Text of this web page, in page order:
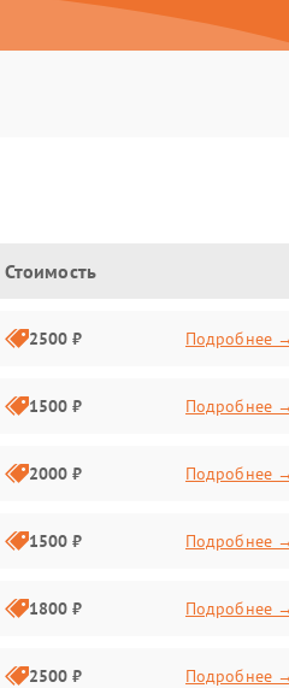
Стоимость
2500 ₽ Подробнее →
1500 ₽ Подробнее →
2000 ₽ Подробнее →
1500 ₽ Подробнее →
1800 ₽ Подробнее →
2500 ₽ Подробнее →